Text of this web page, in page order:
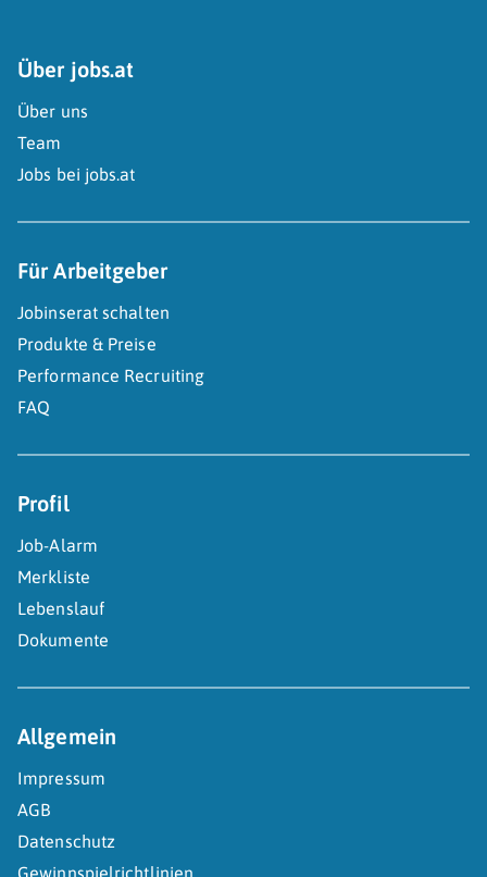
Über jobs.at
Über uns
Team
Jobs bei jobs.at
Für Arbeitgeber
Jobinserat schalten
Produkte & Preise
Performance Recruiting
FAQ
Profil
Job-Alarm
Merkliste
Lebenslauf
Dokumente
Allgemein
Impressum
AGB
Datenschutz
Gewinnspielrichtlinien